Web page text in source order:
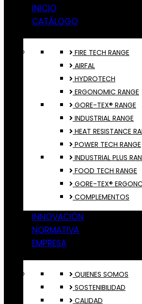
INICIO
CATÁLOGO
FIRE TECH RANGE
AIRFAL
HYDROTECH
ERGONOMIC RANGE
GORE-TEX® RANGE
INDUSTRIAL RANGE
HEAT RESISTANCE
POWER TECH RANGE
INDUSTRIAL PLUS
FOOD TECH RANGE
GORE-TEX®
COMPLEMENTOS
INNOVACIÓN
NORMATIVA
EMPRESA
QUIENES SOMOS
SOSTENIBILIDAD
CALIDAD